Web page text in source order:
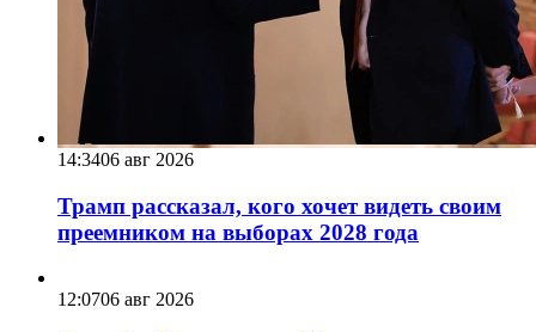
14:3406 авг 2026
Трамп рассказал, кого хочет видеть своим
преемником на выборах 2028 года
12:0706 авг 2026